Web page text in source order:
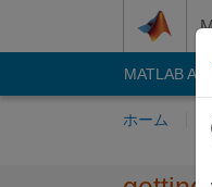
MATLAB
ホーム